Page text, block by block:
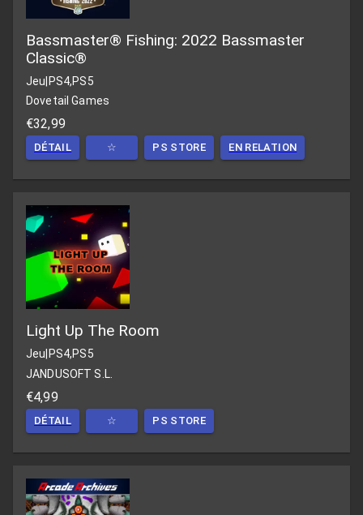
Bassmaster® Fishing: 2022 Bassmaster
Classic®
Jeu|PS4,PS5
Dovetail Games
€32,99
DÉTAIL ☆ PS STORE EN RELATION
Light Up The Room
Jeu PS4,PS5
JANDUSOFT S.L.
€4,99
DÉTAIL ☆ PS STORE